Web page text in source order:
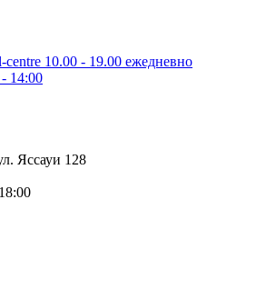
centre 10.00 - 19.00 ежедневно
14:00
Яссауи 128